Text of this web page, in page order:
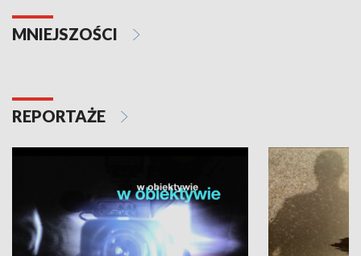
MNIEJSZOŚCI
REPORTAŻE